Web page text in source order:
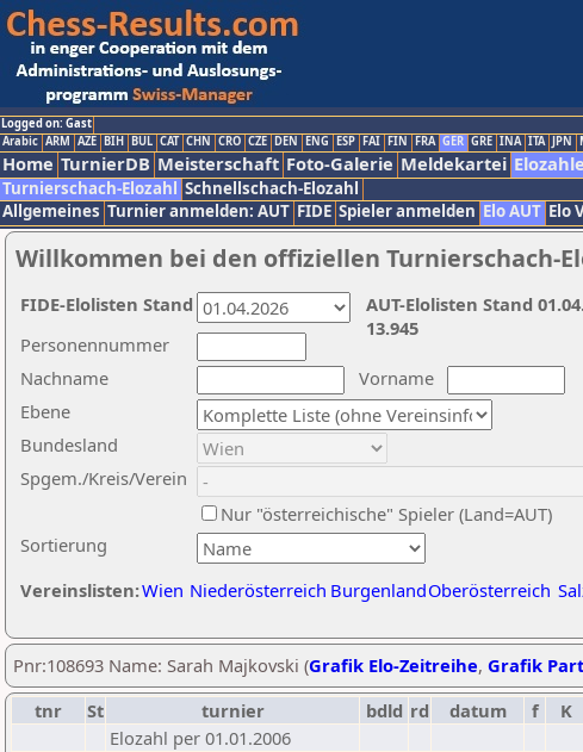
Logged on: Gast
Arabic ARM AZE BIH BUL CAT CHN CRO CZE DEN ENG ESP FAI FIN FRA GER GRE INA ITA JPN
Home TurnierDB Meisterschaft Foto-Galerie Meldekartei
Turnierschach-Elozahl Schnellschach-Elozahl
Allgemeines Turnier anmelden: AUT FIDE Spieler anmelden Elo AUT Elo
Willkommen bei den offiziellen Turnierschach-
Nachname
Vorname
Ebene
Sortierung
Personennummer
Bundesland
Spgem./Kreis/Verein
Nur "österreichische" Spieler (Land=AUT)
Vereinslisten:Wien Niederösterreich BurgenlandOberösterreich
AUT-Elolisten Stand
13.945
FIDE-Elolisten Stand
Pnr:108693 Name: Sarah Majkovski (Grafik Elo-Zeitreihe, Grafik
tnr
St turnier bdld rd datum f K
Elozahl per 01.01.2006